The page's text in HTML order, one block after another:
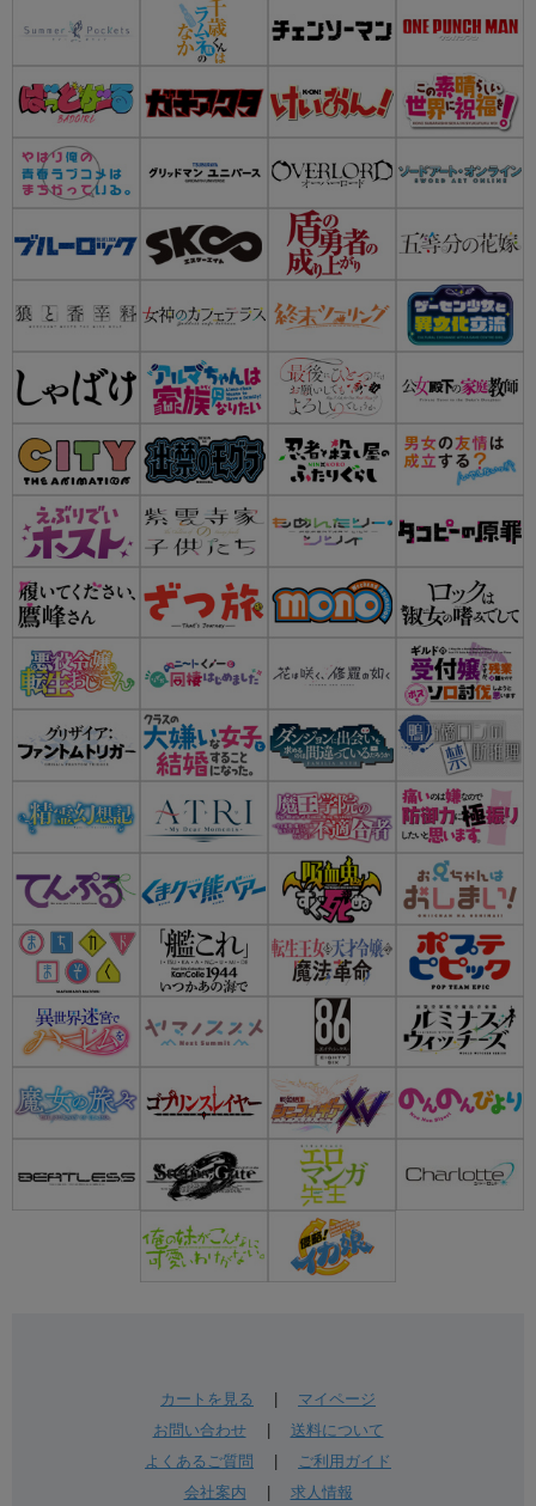
カートを見る
マイページ
お問い合わせ| 送料について
よくあるご質問
ご利用ガイド
会社案内
求人情報